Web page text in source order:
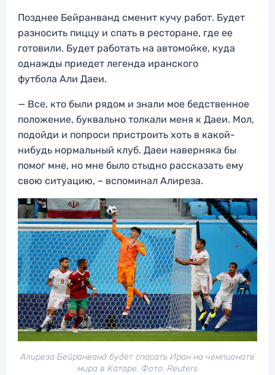
Позднее Бейранванд сменит кучу работ. Будет
разносить пиццу и спать в ресторане, где ее
готовили. Будет работать на автомойке, куда
однажды приедет легенда иранского
футбола Али Даеи.
— Все, кто были рядом и знали мое бедственное
положение, буквально толкали меня к Даеи. Мол,
подойди и попроси пристроить хоть в какой-
нибудь нормальный клуб. Даеи наверняка бы
помог мне, но мне было стыдно рассказать ему
свою ситуацию, – вспоминал Алиреза.
Алиреза Бейранванд будет спасать Иран на чемпионате
мира в Катаре. Фото: Reuters